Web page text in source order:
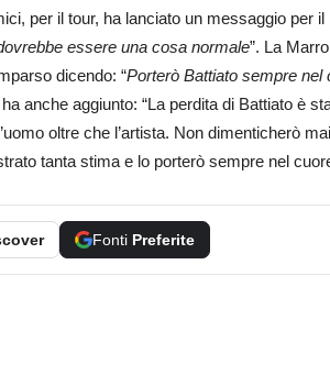
per il tour, ha lanciato un messaggio per
essere una cosa normale”. La
dicendo: “Porterò Battiato sempre nel
anche aggiunto: “La perdita di Battiato è
oltre che l’artista. Non dimenticherò
tanta stima e lo porterò sempre nel
Fonti Preferite